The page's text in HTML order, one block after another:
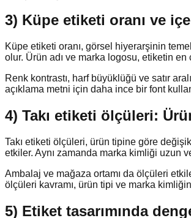
3) Küpe etiketi oranı ve
Küpe etiketi oranı, görsel hiyerarşinin
olur. Ürün adı ve marka logosu, etiketin
Renk kontrastı, harf büyüklüğü ve satır
açıklama metni için daha ince bir font
4) Takı etiketi ölçüleri:
Takı etiketi ölçüleri, ürün tipine göre
etkiler. Aynı zamanda marka kimliği uzun
Ambalaj ve mağaza ortamı da ölçüleri
ölçüleri kavramı, ürün tipi ve marka
5) Etiket tasarımında